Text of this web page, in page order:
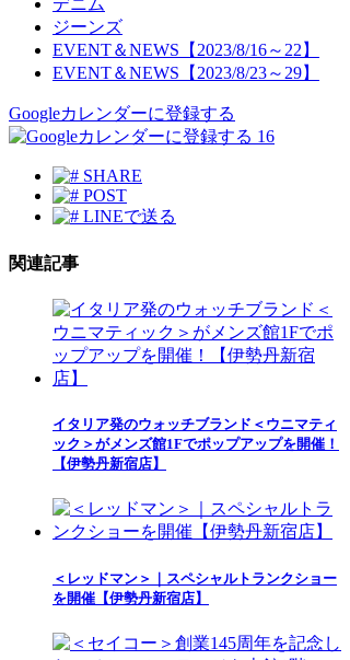
デニム
ジーンズ
EVENT＆NEWS【2023/8/16～22】
EVENT＆NEWS【2023/8/23～29】
Googleカレンダーに登録する
16
SHARE
POST
LINEで送る
関連記事
イタリア発のウォッチブランド＜ウニマティ
ック＞がメンズ館1Fでポップアップを開催！
【伊勢丹新宿店】
＜レッドマン＞｜スペシャルトランクショー
を開催【伊勢丹新宿店】